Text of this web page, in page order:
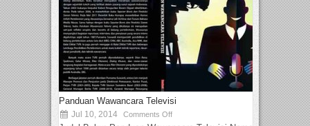
Panduan Wawancara Televisi
Jul 10, 2014 Comments Off